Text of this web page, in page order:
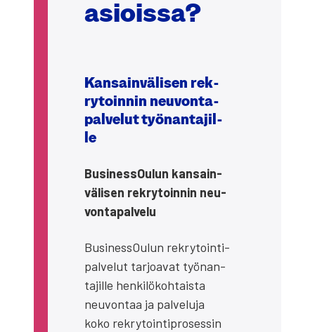
asiois­sa?
Kan­sain­vä­li­sen rek­
ry­toin­nin neu­von­ta­
pal­ve­lut työ­nan­ta­jil­
le
Business­Oulun kan­sain­
vä­li­sen rek­ry­toin­nin neu­
von­ta­pal­ve­lu
Business­Oulun rek­ry­toin­ti­
pal­ve­lut tar­joa­vat työ­nan­
ta­jil­le hen­ki­lö­koh­tais­ta
neu­von­taa ja pal­ve­lu­ja
koko rek­ry­toin­ti­pro­ses­sin